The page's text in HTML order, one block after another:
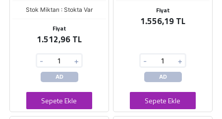
Stok Miktarı : Stokta Var
Fiyat
1.512,96 TL
- +
AD
Sepete Ekle
Fiyat
1.556,19 TL
- +
AD
Sepete Ekle